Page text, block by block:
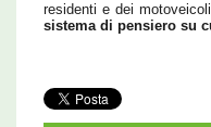
residenti e dei
sistema di pensiero su